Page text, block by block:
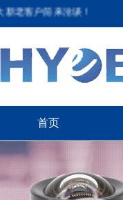
首页
客户前来洽谈！